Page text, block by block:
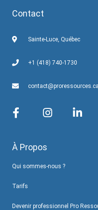
Contact
Sainte-Luce, Québec
+1 (418) 740-1730
contact@proressources.ca
À Propos
Qui sommes-nous ?
Tarifs
Devenir professionnel Pro